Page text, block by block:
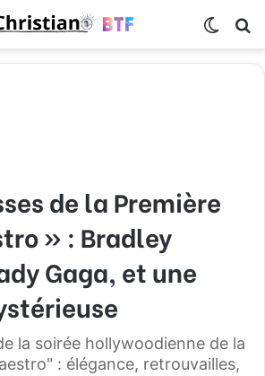
de la Première
» : Bradley
Gaga, et une
la soirée hollywoodienne de la
: élégance, retrouvailles,